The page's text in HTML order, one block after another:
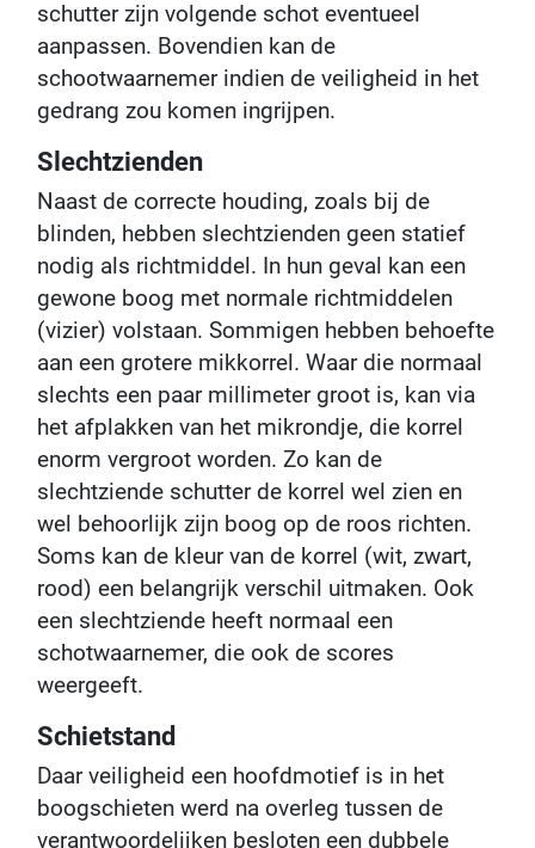
schutter zijn volgende schot eventueel
aanpassen. Bovendien kan de
schootwaarnemer indien de veiligheid in het
gedrang zou komen ingrijpen.
Slechtzienden
Naast de correcte houding, zoals bij de
blinden, hebben slechtzienden geen statief
nodig als richtmiddel. In hun geval kan een
gewone boog met normale richtmiddelen
(vizier) volstaan. Sommigen hebben behoefte
aan een grotere mikkorrel. Waar die normaal
slechts een paar millimeter groot is, kan via
het afplakken van het mikrondje, die korrel
enorm vergroot worden. Zo kan de
slechtziende schutter de korrel wel zien en
wel behoorlijk zijn boog op de roos richten.
Soms kan de kleur van de korrel (wit, zwart,
rood) een belangrijk verschil uitmaken. Ook
een slechtziende heeft normaal een
schotwaarnemer, die ook de scores
weergeeft.
Schietstand
Daar veiligheid een hoofdmotief is in het
boogschieten werd na overleg tussen de
verantwoordelijken besloten een dubbele